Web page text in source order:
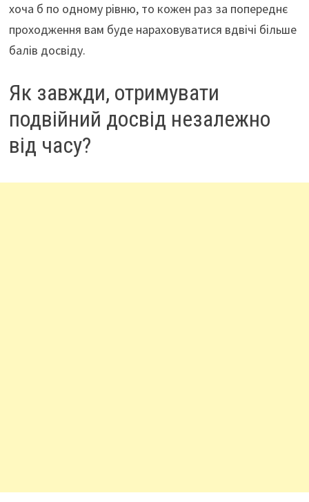
хоча б по одному рівню, то кожен раз за попереднє
проходження вам буде нараховуватися вдвічі більше
балів досвіду.
Як завжди, отримувати
подвійний досвід незалежно
від часу?